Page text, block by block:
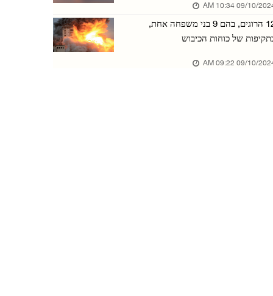
כוחות הכיבוש הציבו מחסום צבאי ממזרח לבית לחם
07/אוגוסט/2026 01:10 PM
09/10/2024 10:34
12 הרוגים, בהם 9 בני משפחה אחת,
של כוחות הכיבוש
09/10/2024 09:22